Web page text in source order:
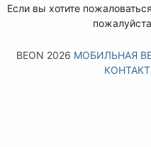
Если вы хотите
пожалуйста
BEON 2026 МОБИЛЬНАЯ